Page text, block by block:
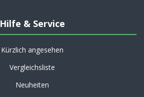
Hilfe & Service
Kürzlich angesehen
Vergleichsliste
Neuheiten